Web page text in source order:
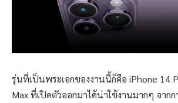
รุ่นที่เป็นพระเอกของงานนี้ก็คือ iPhone 14
Max ที่เปิดตัวออกมาได้น่าใช้งานมากๆ จาก